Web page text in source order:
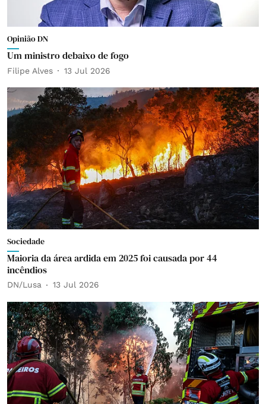
Opinião DN
Um ministro debaixo de fogo
Filipe Alves 13 Jul 2026
Sociedade
Maioria da área ardida em 2025 foi causada por 44
incêndios
DN/Lusa 13 Jul 2026